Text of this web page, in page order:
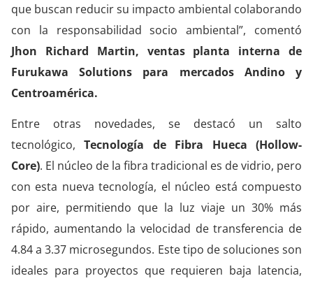
que buscan reducir su impacto ambiental colaborando
con la responsabilidad socio ambiental”, comentó
Jhon Richard Martin, ventas planta interna de
Furukawa Solutions para mercados Andino y
Centroamérica.
Entre otras novedades, se destacó un salto
tecnológico,Tecnología de Fibra Hueca (Hollow-
Core). El núcleo de la fibra tradicional es de vidrio, pero
con esta nueva tecnología, el núcleo está compuesto
por aire, permitiendo que la luz viaje un 30% más
rápido, aumentando la velocidad de transferencia de
4.84 a 3.37 microsegundos. Este tipo de soluciones son
ideales para proyectos que requieren baja latencia,